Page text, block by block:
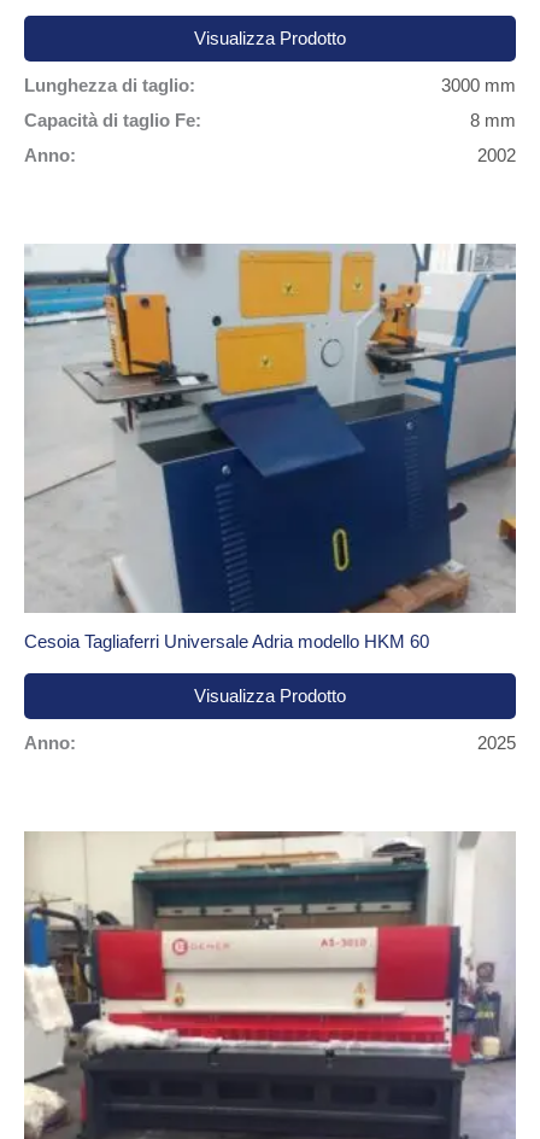
Visualizza Prodotto
Lunghezza di taglio:
3000 mm
Capacità di taglio Fe:
8 mm
Anno:
2002
Cesoia Tagliaferri Universale Adria modello HKM 60
Visualizza Prodotto
Anno: 2025